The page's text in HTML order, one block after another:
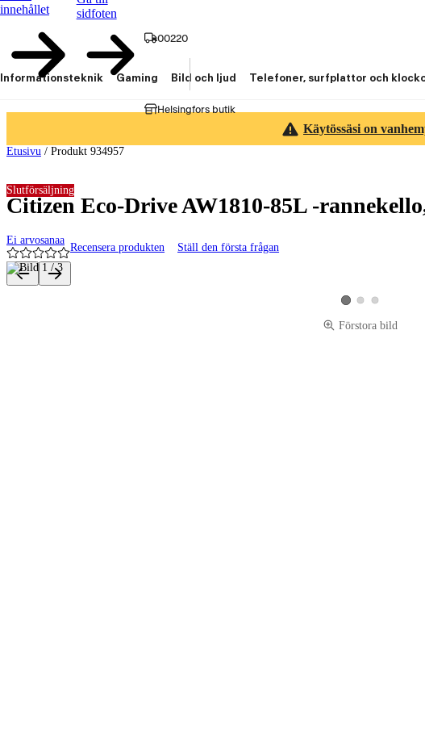
innehållet
sidfoten
00220
Helsingfors butik
Informationsteknik Gaming Bild och ljud Telefoner, surfplattor och
Käytössäsi on
Etusivu / Produkt 934957
Citizen Eco-Drive AW1810-85L -
Ei arvosanaa
Recensera produkten Ställ den första frågan
Slutförsäljning
Produktbilder och videor
Visa produktbild 1
Visa produktbild 2
Visa produktbild 3
Förstora bild